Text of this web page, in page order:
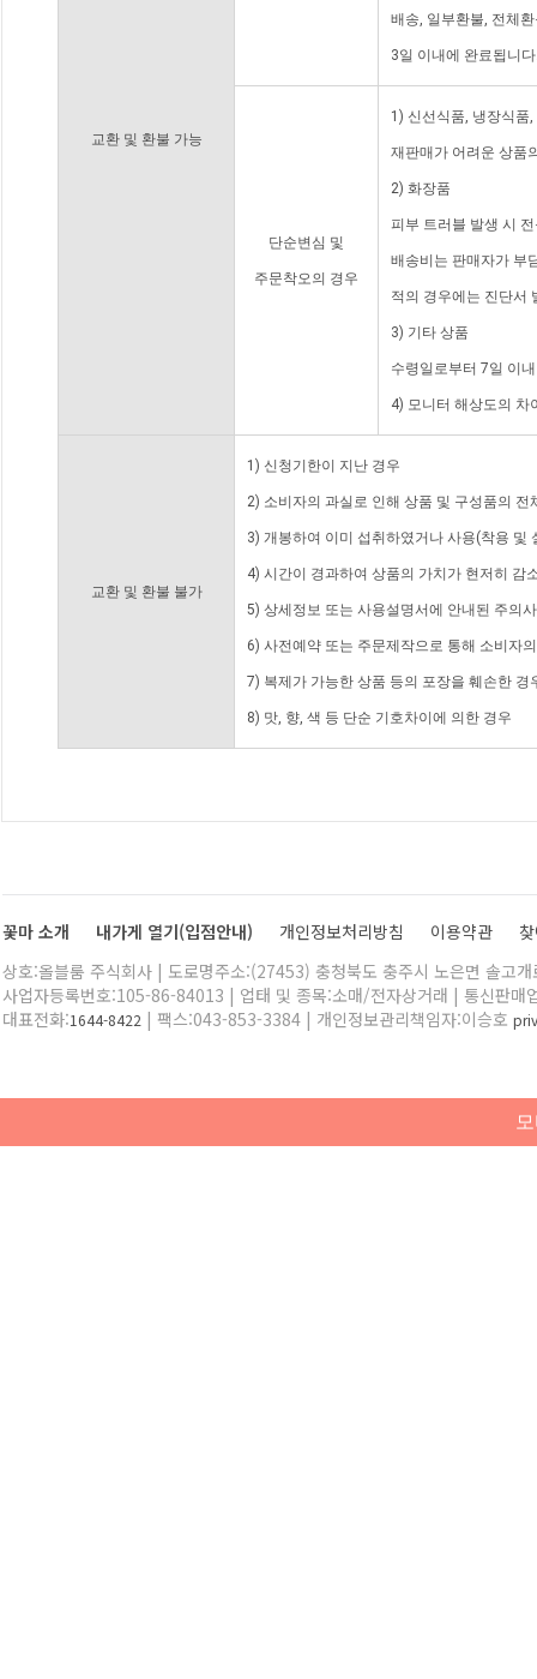
교환 및 환불 가능
배송, 일부환불, 전체
3일 이내에 완료됩니
단순변심 및
주문착오의 경우
1) 신선식품, 냉장식품
재판매가 어려운 상품
2) 화장품
피부 트러블 발생 시
배송비는 판매자가 부
적의 경우에는 진단서
3) 기타 상품
수령일로부터 7일 이
4) 모니터 해상도의 차
교환 및 환불 불가
1) 신청기한이 지난 경우
2) 소비자의 과실로 인해 상품 및 구성품의
3) 개봉하여 이미 섭취하였거나 사용(착용 및
4) 시간이 경과하여 상품의 가치가 현저히 감
5) 상세정보 또는 사용설명서에 안내된 주의
6) 사전예약 또는 주문제작으로 통해 소비자
7) 복제가 가능한 상품 등의 포장을 훼손한 경
8) 맛, 향, 색 등 단순 기호차이에 의한 경우
꽃마 소개 내가게 열기(입점안내) 개인정보처리방침 이용약관
상호:올블룸 주식회사 | 도로명주소:(27453) 충청북도 충주시 노은면 솔고
사업자등록번호:105-86-84013 | 업태 및 종목:소매/전자상거래 | 통신판매
대표전화:1644-8422 | 팩스:043-853-3384 | 개인정보관리책임자:이승호